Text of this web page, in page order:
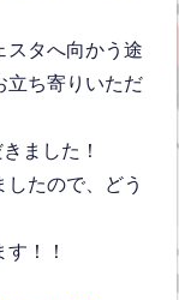
スタへ向かう途
立ち寄りいただ
ました！
たので、どう
！！